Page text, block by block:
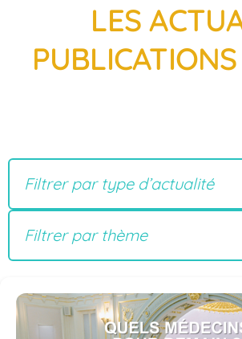
LES
Filtrer par type d’actualité
Filtrer par thème